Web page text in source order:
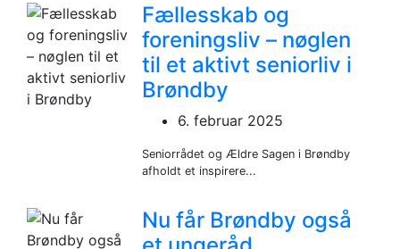
Fællesskab og
foreningsliv – nøglen
til et aktivt seniorliv i
Brøndby
6. februar 2025
Seniorrådet og Ældre Sagen i Brøndby
afholdt et inspirere...
Nu får Brøndby også